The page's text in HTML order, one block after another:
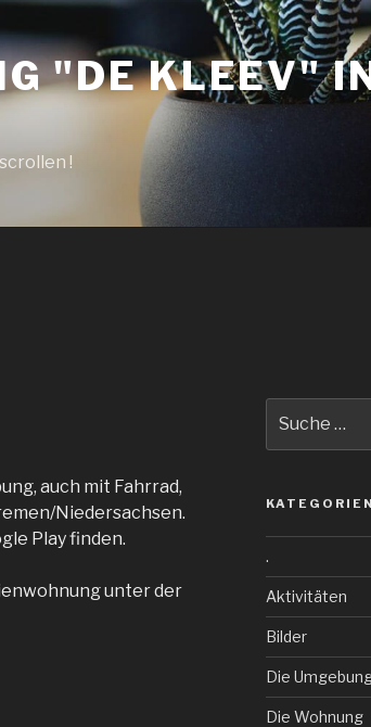
"DE KLEEV"
!
auch mit Fahrrad,
Niedersachsen.
Play finden.
unter der
nach:
.
Aktivitäten
Bilder
Die
Die Wohnung